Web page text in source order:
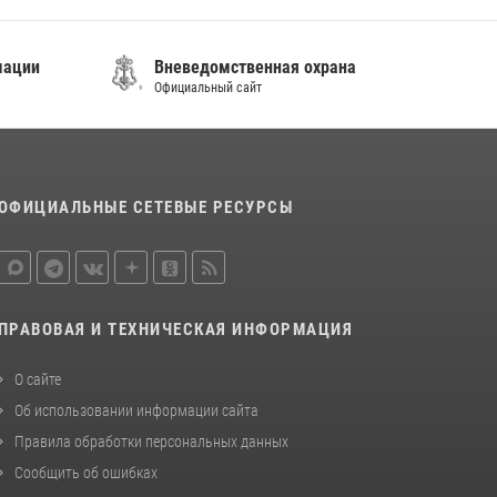
08 июля 2026, 07:52
В Приморье сотрудники Росгвардии
пресекли противоправные действия
Вневедомственная охрана
Официальный сайт
СЕТЕВЫЕ РЕСУРСЫ
ПРАВОВАЯ И ТЕХНИЧЕСКАЯ ИНФОРМАЦИЯ
О сайте
Об использовании информации сайта
Правила обработки персональных данных
Сообщить об ошибках